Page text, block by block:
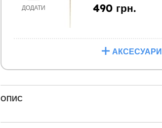
ДОДАТИ 490 грн.
АКСЕСУАРИ
ОПИС